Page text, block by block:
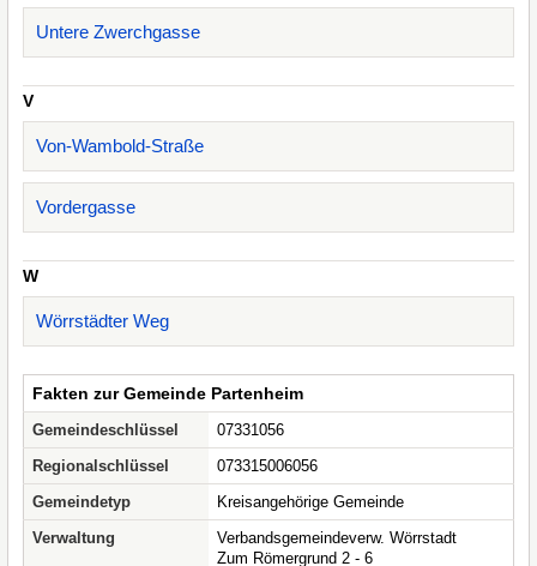
Untere Zwerchgasse
V
Von-Wambold-Straße
Vordergasse
W
Wörrstädter Weg
Fakten zur Gemeinde Partenheim
Gemeindeschlüssel
07331056
Regionalschlüssel
073315006056
Gemeindetyp
Kreisangehörige Gemeinde
Verwaltung
Verbandsgemeindeverw. Wörrstadt
Zum Römergrund 2 - 6